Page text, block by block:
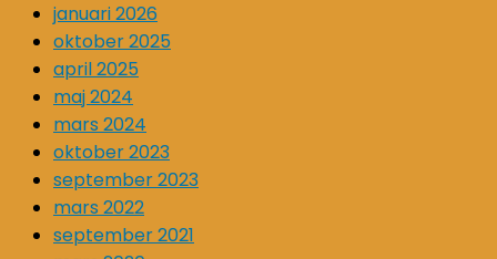
januari 2026
oktober 2025
april 2025
maj 2024
mars 2024
oktober 2023
september 2023
mars 2022
september 2021